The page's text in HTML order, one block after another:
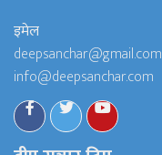
इमेल
deepsanchar@gmail.com
info@deepsanchar.com